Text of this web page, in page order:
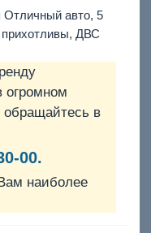
авто, 5
прихотливы, ДВС
огромном
обращайтесь в
00.
наиболее